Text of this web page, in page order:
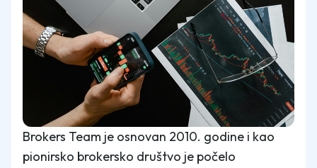
Brokers Team je osnovan 2010. godine i kao
pionirsko brokersko društvo je počelo